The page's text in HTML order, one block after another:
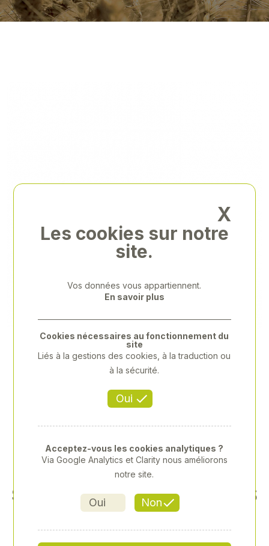
SERRAGE RAPIDE ET PRÉCIS
Référence: XY-XY363110R
X
Les cookies sur notre
site.
Vos données vous appartiennent.
En savoir plus
Oui
Cookies nécessaires au fonctionnement du
site
Liés à la gestions des cookies, à la traduction ou
à la sécurité.
Oui Non
Acceptez-vous les cookies analytiques ?
Via Google Analytics et Clarity nous améliorons
notre site.